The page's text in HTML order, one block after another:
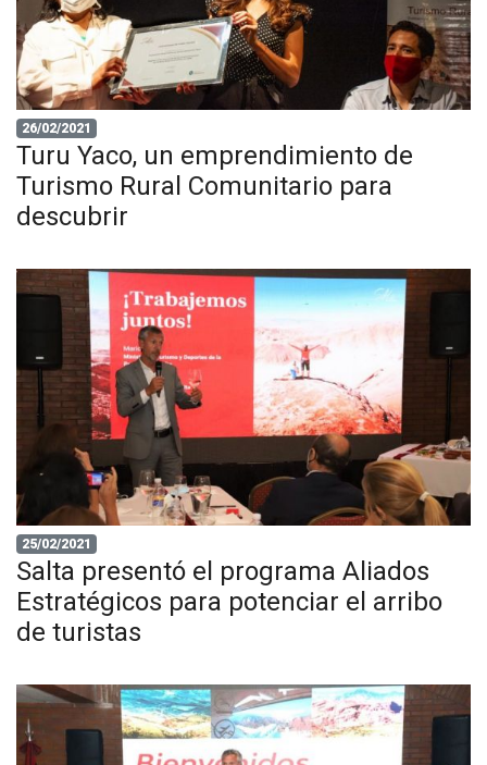
26/02/2021
Turu Yaco, un emprendimiento de
Turismo Rural Comunitario para
descubrir
25/02/2021
Salta presentó el programa Aliados
Estratégicos para potenciar el arribo
de turistas